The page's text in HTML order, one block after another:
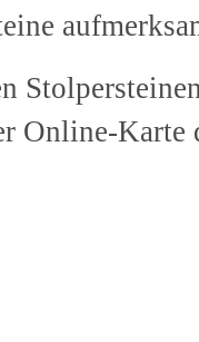
Online-Karte